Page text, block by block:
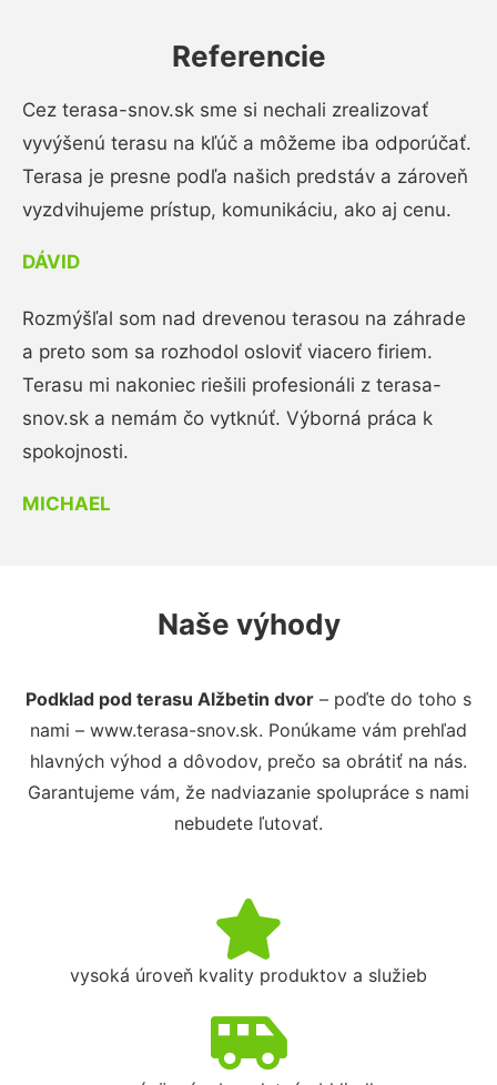
Referencie
Cez terasa-snov.sk sme si nechali zrealizovať
vyvýšenú terasu na kľúč a môžeme iba odporúčať.
Terasa je presne podľa našich predstáv a zároveň
vyzdvihujeme prístup, komunikáciu, ako aj cenu.
DÁVID
Rozmýšľal som nad drevenou terasou na záhrade
a preto som sa rozhodol osloviť viacero firiem.
Terasu mi nakoniec riešili profesionáli z terasa-
snov.sk a nemám čo vytknúť. Výborná práca k
spokojnosti.
MICHAEL
Naše výhody
Podklad pod terasu Alžbetin dvor – poďte do toho s
nami – www.terasa-snov.sk. Ponúkame vám prehľad
hlavných výhod a dôvodov, prečo sa obrátiť na nás.
Garantujeme vám, že nadviazanie spolupráce s nami
nebudete ľutovať.
vysoká úroveň kvality produktov a služieb